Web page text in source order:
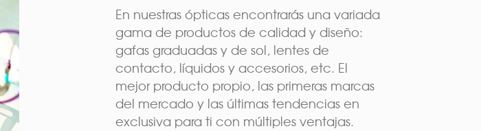
En nuestras ópticas encontrarás una variada
gama de productos de calidad y diseño:
gafas graduadas y de sol, lentes de
contacto, líquidos y accesorios, etc. El
mejor producto propio, las primeras marcas
del mercado y las últimas tendencias en
exclusiva para ti con múltiples ventajas.